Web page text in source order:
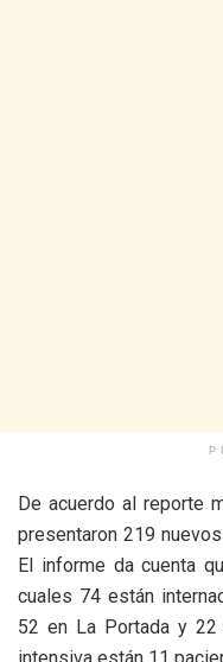
De acuerdo al reporte
presentaron 219
El informe da cuenta
cuales 74 están
52 en La Portada y 22